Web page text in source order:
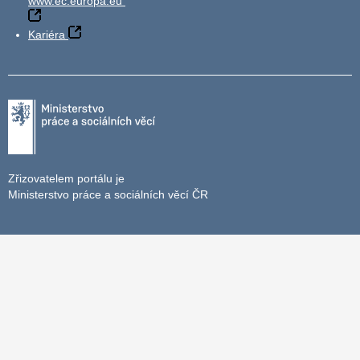
Kariéra
Zřizovatelem portálu je
Ministerstvo práce a sociálních věcí ČR